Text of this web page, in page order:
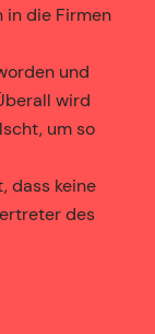
in die Firmen
und
wird
um so
dass keine
des